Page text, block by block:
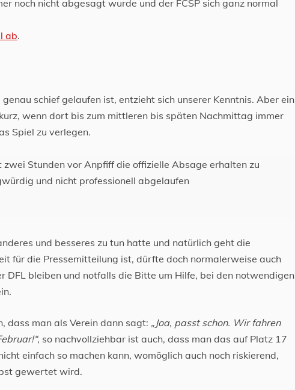
noch nicht abgesagt wurde und der FCSP sich ganz normal
ab.
schief gelaufen ist, entzieht sich unserer Kenntnis. Aber ein
wenn dort bis zum mittleren bis späten Nachmittag immer
Spiel zu verlegen.
Stunden vor Anpfiff die offizielle Absage erhalten zu
und nicht professionell abgelaufen
und besseres zu tun hatte und natürlich geht die
für die Pressemitteilung ist, dürfte doch normalerweise auch
DFL bleiben und notfalls die Bitte um Hilfe, bei den notwendigen
dass man als Verein dann sagt: „Joa, passt schon. Wir fahren
, so nachvollziehbar ist auch, dass man das auf Platz 17
einfach so machen kann, womöglich auch noch riskierend,
gewertet wird.